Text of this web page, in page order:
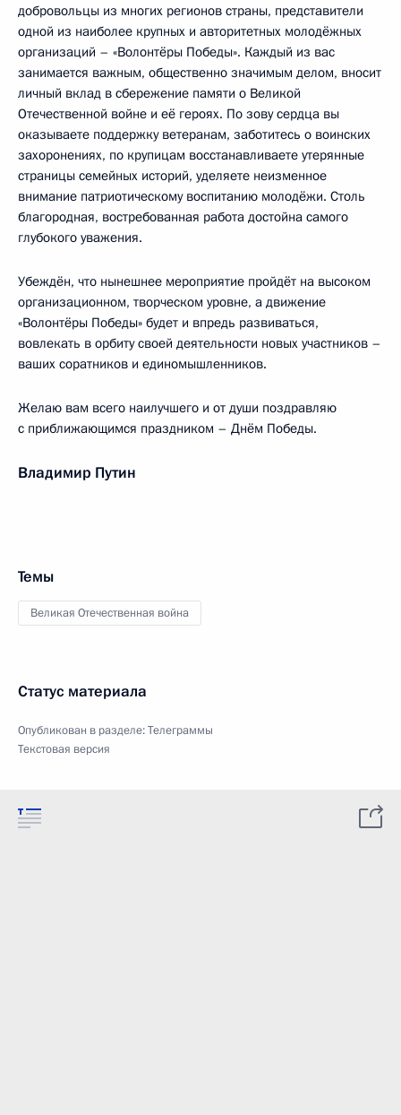
добровольцы из многих регионов страны, представители
одной из наиболее крупных и авторитетных молодёжных
организаций – «Волонтёры Победы». Каждый из вас
занимается важным, общественно значимым делом, вносит
личный вклад в сбережение памяти о Великой
Отечественной войне и её героях. По зову сердца вы
оказываете поддержку ветеранам, заботитесь о воинских
захоронениях, по крупицам восстанавливаете утерянные
страницы семейных историй, уделяете неизменное
внимание патриотическому воспитанию молодёжи. Столь
благородная, востребованная работа достойна самого
глубокого уважения.
Убеждён, что нынешнее мероприятие пройдёт на высоком
организационном, творческом уровне, а движение
«Волонтёры Победы» будет и впредь развиваться,
вовлекать в орбиту своей деятельности новых участников –
ваших соратников и единомышленников.
Желаю вам всего наилучшего и от души поздравляю
с приближающимся праздником – Днём Победы.
Владимир Путин
Темы
Великая Отечественная война
Статус материала
Опубликован в разделе:Телеграммы
Текстовая версия